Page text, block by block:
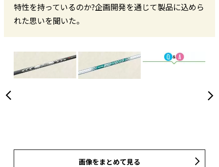
特性を持っているのか?企画開発を通じて製品に込めら
れた思いを聞いた。
画像をまとめて見る